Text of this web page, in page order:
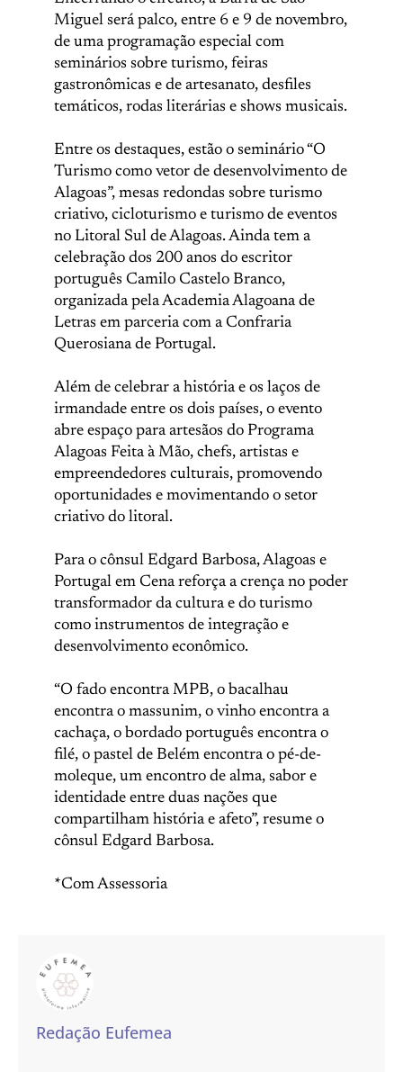
Miguel será palco, entre 6 e 9 de novembro,
de uma programação especial com
seminários sobre turismo, feiras
gastronômicas e de artesanato, desfiles
temáticos, rodas literárias e shows musicais.
Entre os destaques, estão o seminário “O
Turismo como vetor de desenvolvimento de
Alagoas”, mesas redondas sobre turismo
criativo, cicloturismo e turismo de eventos
no Litoral Sul de Alagoas. Ainda tem a
celebração dos 200 anos do escritor
português Camilo Castelo Branco,
organizada pela Academia Alagoana de
Letras em parceria com a Confraria
Querosiana de Portugal.
Além de celebrar a história e os laços de
irmandade entre os dois países, o evento
abre espaço para artesãos do Programa
Alagoas Feita à Mão, chefs, artistas e
empreendedores culturais, promovendo
oportunidades e movimentando o setor
criativo do litoral.
Para o cônsul Edgard Barbosa, Alagoas e
Portugal em Cena reforça a crença no poder
transformador da cultura e do turismo
como instrumentos de integração e
desenvolvimento econômico.
“O fado encontra MPB, o bacalhau
encontra o massunim, o vinho encontra a
cachaça, o bordado português encontra o
filé, o pastel de Belém encontra o pé-de-
moleque, um encontro de alma, sabor e
identidade entre duas nações que
compartilham história e afeto”, resume o
cônsul Edgard Barbosa.
*Com Assessoria
Redação Eufemea